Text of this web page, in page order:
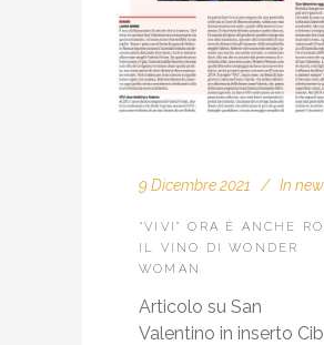
9 Dicembre 2021 In
“VIVI” ORA È ANCHE
IL VINO DI WONDER
WOMAN
Articolo su San
Valentino in inserto